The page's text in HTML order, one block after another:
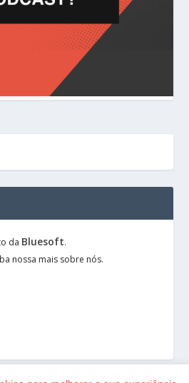
da Bluesoft.
nossa mais sobre nós.